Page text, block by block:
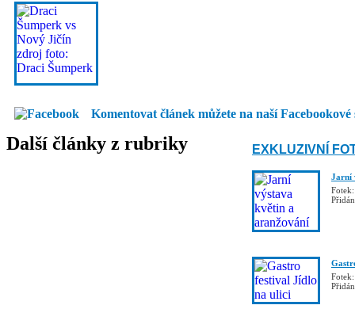
Komentovat článek můžete na naší Facebookové
Další články z rubriky EXKLUZIVNÍ
Jarní